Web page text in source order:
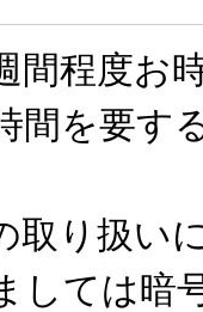
間程度お
間を要す
取り扱い
しては暗